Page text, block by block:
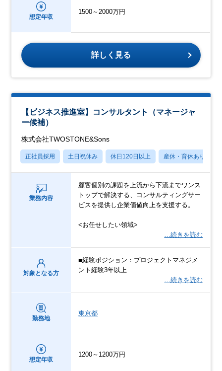
想定年収
1500～2000万円
詳しく見る
【ビジネス推進室】コンサルタント（マネージャ
ー候補）
株式会社TWOSTONE&Sons
正社員採用 土日祝休み 休日120日以上 産休・育休あり
業務内容
顧客個別の課題を上流から下流までワンス
トップで解決する、コンサルティングサー
ビスを提供し企業価値向上を支援する。
<お任せしたい領域>
…続きを読む
対象となる方
■経験ポジション：プロジェクトマネジメ
ント経験3年以上
…続きを読む
勤務地
東京都
想定年収
1200～1200万円